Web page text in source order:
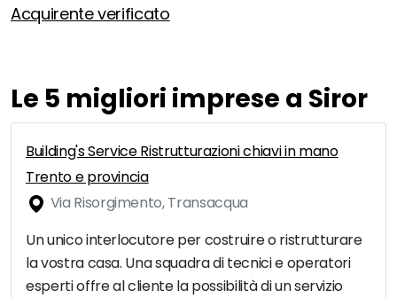
Acquirente verificato
Le 5 migliori imprese a Siror
Building's Service Ristrutturazioni chiavi in mano
Trento e provincia
Via Risorgimento, Transacqua
Un unico interlocutore per costruire o ristrutturare
la vostra casa. Una squadra di tecnici e operatori
esperti offre al cliente la possibilità di un servizio